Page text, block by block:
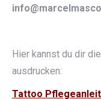
Hier kannst du dir
ausdrucken:
Tattoo